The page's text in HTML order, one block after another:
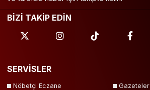
BİZİ TAKİP EDİN
SERVİSLER
Nöbetçi Eczane Gazeteler